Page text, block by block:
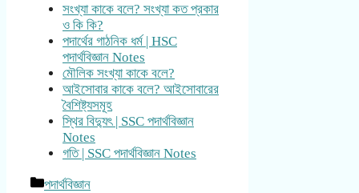
সংখ্যা কাকে বলে? সংখ্যা কত প্রকার
ও কি কি?
পদার্থের গাঠনিক ধর্ম | HSC
পদার্থবিজ্ঞান Notes
মৌলিক সংখ্যা কাকে বলে?
আইসোবার কাকে বলে? আইসোবারের
বৈশিষ্ট্যসমূহ
স্থির বিদ্যুৎ | SSC পদার্থবিজ্ঞান
Notes
গতি | SSC পদার্থবিজ্ঞান Notes
Categories
পদার্থবিজ্ঞান